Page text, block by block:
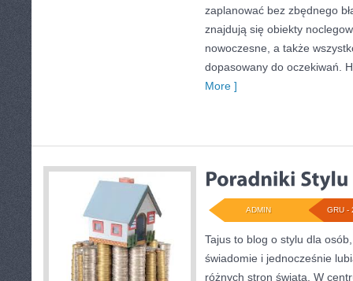
zaplanować bez zbędnego
znajdują się obiekty
nowoczesne, a także
dopasowany do oczekiwań.
More ]
GRU -
ADMIN
Tajus to blog o stylu dla
świadomie i jednocześnie
różnych stron świata. W